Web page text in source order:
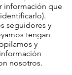
información que
seguidores y
tengan
y
nosotros.